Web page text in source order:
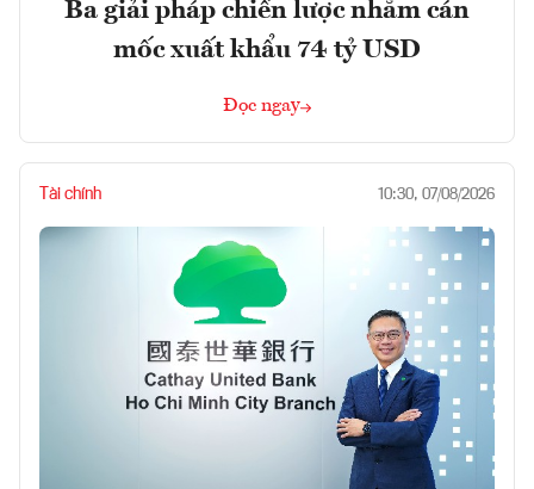
Ba giải pháp chiến lược nhằm cán
mốc xuất khẩu 74 tỷ USD
Đọc ngay
Tài chính 10:30, 07/08/2026